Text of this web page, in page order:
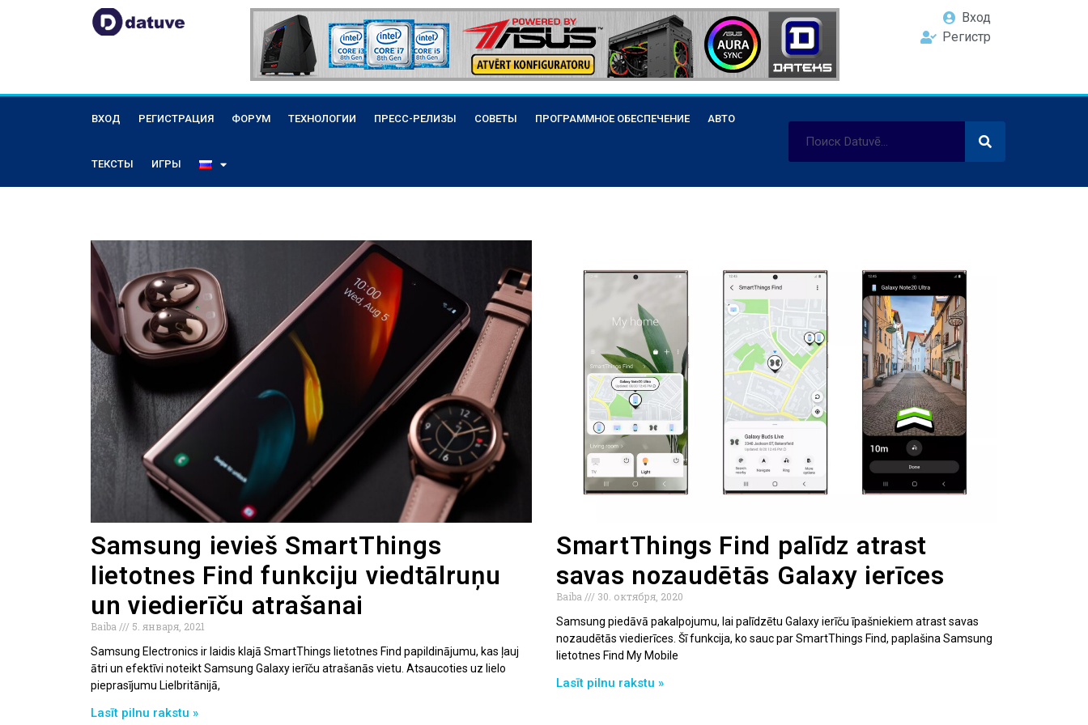
Вход
Регистр
ВХОД РЕГИСТРАЦИЯ ФОРУМ ТЕХНОЛОГИИ ПРЕСС-РЕЛИЗЫ СОВЕТЫ ПРОГРАММНОЕ ОБЕСПЕЧЕНИЕ АВТО
ТЕКСТЫ ИГРЫ
Samsung ievieš SmartThings
lietotnes Find funkciju viedtālruņu
un viedierīču atrašanai
Baiba
5. января, 2021
Samsung Electronics ir laidis klajā SmartThings lietotnes Find papildinājumu, kas ļauj
ātri un efektīvi noteikt Samsung Galaxy ierīču atrašanās vietu. Atsaucoties uz lielo
pieprasījumu Lielbritānijā,
Lasīt pilnu rakstu »
SmartThings Find palīdz atrast
savas nozaudētās Galaxy ierīces
Baiba
30. октября, 2020
Samsung piedāvā pakalpojumu, lai palīdzētu Galaxy ierīču īpašniekiem atrast savas
nozaudētās viedierīces. Šī funkcija, ko sauc par SmartThings Find, paplašina Samsung
lietotnes Find My Mobile
Lasīt pilnu rakstu »